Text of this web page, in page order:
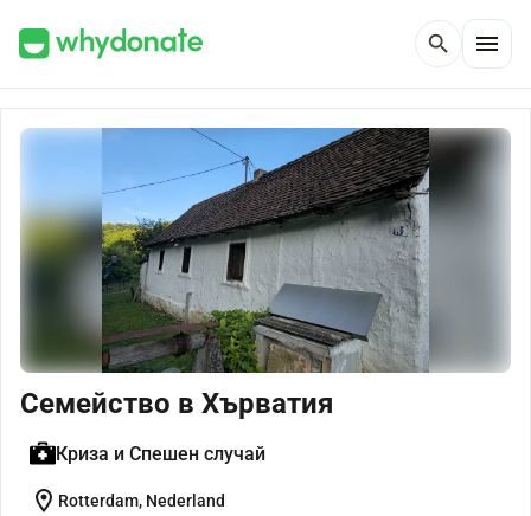
search menu
Семейство в Хърватия
Криза и Спешен случай
location_on Rotterdam, Nederland